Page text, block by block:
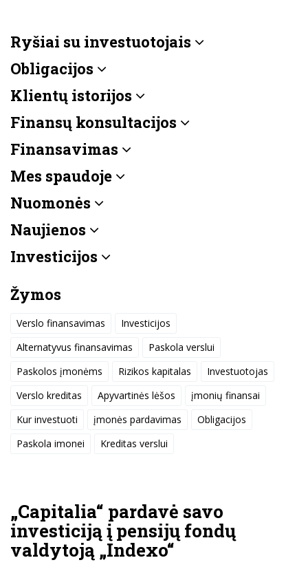
„Capitalia“ pardavė savo
investiciją į pensijų fondų
valdytoją „Indexo“
Ryšiai su investuotojais
Obligacijos
Klientų istorijos
Finansų konsultacijos
Finansavimas
Mes spaudoje
Nuomonės
Naujienos
Investicijos
Žymos
Verslo finansavimas
Investicijos
Alternatyvus finansavimas
Paskola verslui
Paskolos įmonėms
Rizikos kapitalas
Investuotojas
Verslo kreditas
Apyvartinės lėšos
įmonių finansai
Kur investuoti
įmonės pardavimas
Obligacijos
Paskola imonei
Kreditas verslui